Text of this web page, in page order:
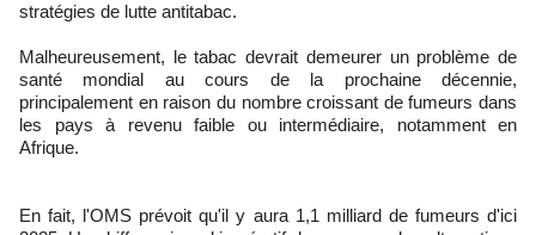
stratégies de lutte antitabac.
Malheureusement, le tabac devrait demeurer un problème de
santé mondial au cours de la prochaine décennie,
principalement en raison du nombre croissant de fumeurs dans
les pays à revenu faible ou intermédiaire, notamment en
Afrique.
En fait, l'OMS prévoit qu'il y aura 1,1 milliard de fumeurs d'ici